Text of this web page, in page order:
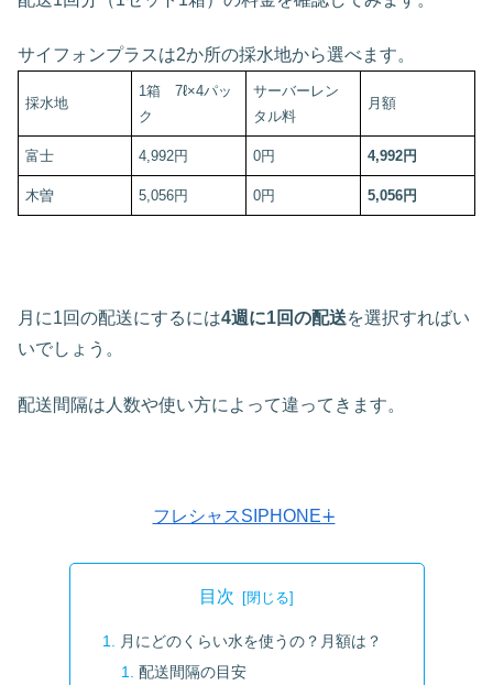
サイフォンプラスは2か所の採水地から選べます。
採水地
1箱 7ℓ×4パッ
ク
サーバーレン
タル料
月額
富士 4,992円 0円 4,992円
木曽 5,056円 0円 5,056円
月に1回の配送にするには4週に1回の配送を選択すればい
いでしょう。
配送間隔は人数や使い方によって違ってきます。
フレシャスSIPHONE∔
目次
月にどのくらい水を使うの？月額は？
配送間隔の目安